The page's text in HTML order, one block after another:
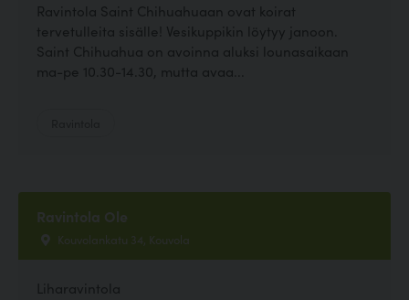
Ravintola Saint Chihuahuaan ovat koirat
tervetulleita sisälle! Vesikuppikin löytyy janoon.
Saint Chihuahua on avoinna aluksi lounasaikaan
ma-pe 10.30-14.30, mutta avaa...
Ravintola Ole
Kouvolankatu 34, Kouvola
Liharavintola